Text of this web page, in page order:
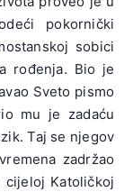
pokornički
sobici
rođenja. Bio je
Sveto pismo
mu je zadaću
Taj se njegov
zadržao
cijeloj Katoličkoj